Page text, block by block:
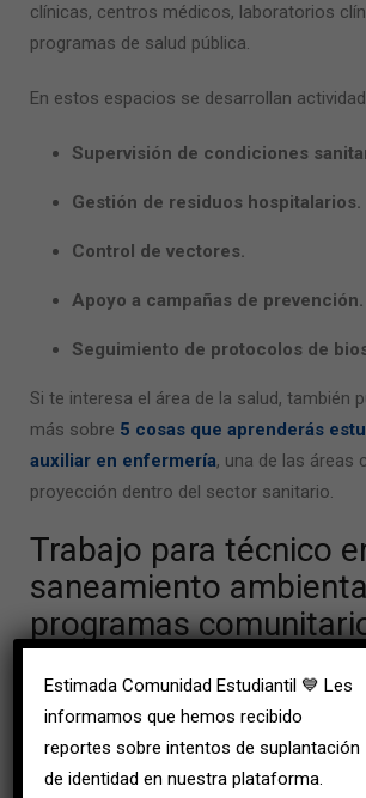
clínicas, centros médicos, laboratorios
programas de salud pública.
En estos espacios se desarrollan
Supervisión de condiciones
Gestión de residuos hospitalarios.
Control de vectores.
Apoyo a campañas de prevención.
Seguimiento de protocolos de
Si te interesa el área de la salud, también
más sobre 5 cosas que aprenderás
auxiliar en enfermería, una de las áreas
proyección dentro del sector sanitario.
Trabajo para técnico
saneamiento ambiental
programas
Gran parte del impacto de esta profesión
directamente en las comunidades.
trabajo para técnico en saneamiento
permite participar en proyectos orientados
Estimada Comunidad Estudiantil 💙 Les
informamos que hemos recibido
reportes sobre intentos de suplantación
de identidad en nuestra plataforma.